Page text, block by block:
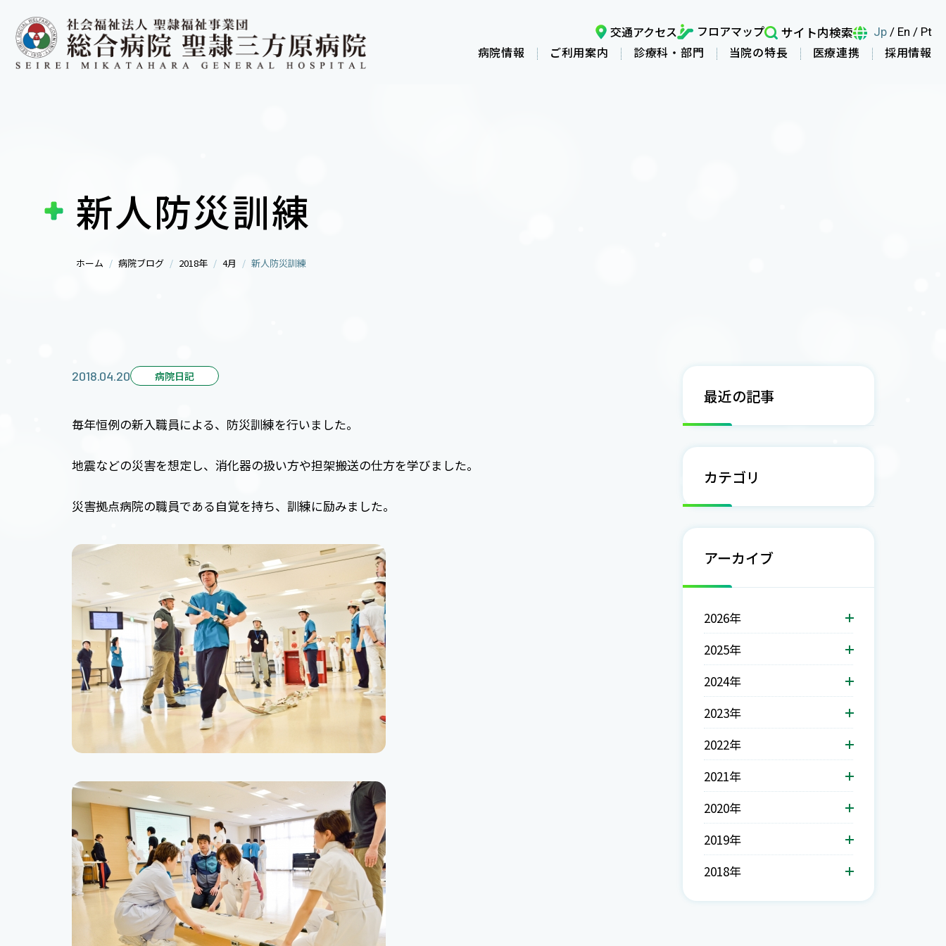
病院情報 ご利用案内 診療科・部門 当院の特長 医療連携 採用情報
交通アクセス フロアマップ サイト内検索 Jp / En / Pt
新人防災訓練
ホーム 病院ブログ 2018年 4月 新人防災訓練
2018.04.20 病院日記
毎年恒例の新入職員による、防災訓練を行いました。
地震などの災害を想定し、消化器の扱い方や担架搬送の仕方を学びました。
災害拠点病院の職員である自覚を持ち、訓練に励みました。
最近の記事
カテゴリ
アーカイブ
2026年
2025年
2024年
2023年
2022年
2021年
2020年
2019年
2018年